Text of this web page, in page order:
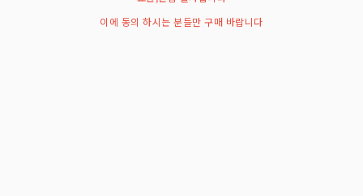
이에 동의 하시는 분들만 구매 바랍니다